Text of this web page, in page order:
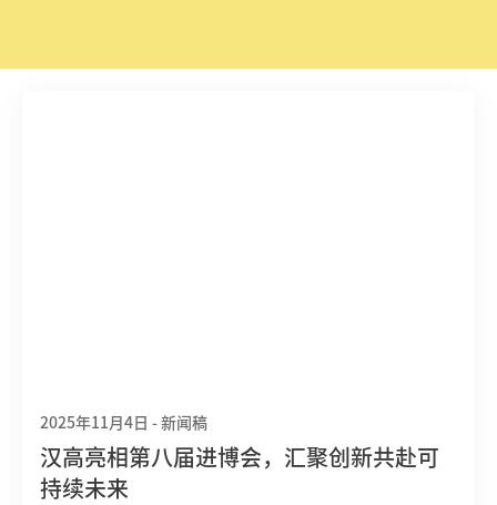
2025年11月4日 -新闻稿
汉高亮相第八届进博会，汇聚创新共赴可
持续未来